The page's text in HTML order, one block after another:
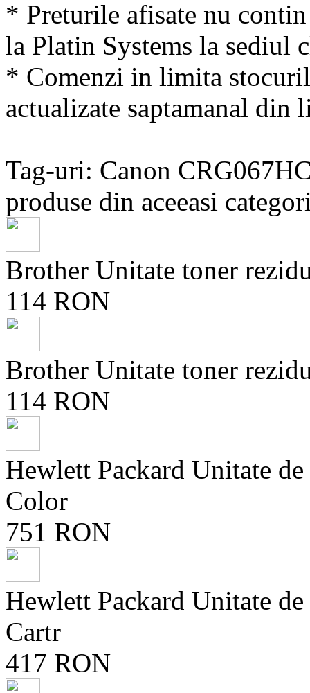
* Preturile afisate nu
la Platin Systems la sediul
* Comenzi in limita
actualizate saptamanal
Tag-uri: Canon
produse din aceeasi
Brother Unitate toner
114 RON
Brother Unitate toner
114 RON
Hewlett Packard Unitate
Color
751 RON
Hewlett Packard Unitate
Cartr
417 RON